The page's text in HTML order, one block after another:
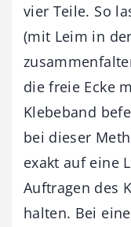
vier Teile. So
(mit Leim in
die freie Ecke
Klebeband
bei dieser
exakt auf eine
Auftragen des
halten. Bei